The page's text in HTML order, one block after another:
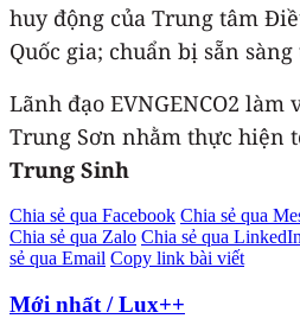
huy động của Trung tâm
Quốc gia; chuẩn bị sẵn
Lãnh đạo EVNGENCO2
Trung Sơn nhằm thực hiện
Trung Sinh
Chia sẻ qua Facebook Chia sẻ qua
Chia sẻ qua Zalo Chia sẻ qua LinkedIn
sẻ qua Email Copy link bài viết
Mới nhất / Lux++